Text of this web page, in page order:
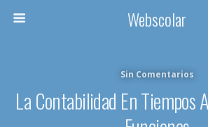
Webscolar
Sin Comentarios
La Contabilidad En Tiempos